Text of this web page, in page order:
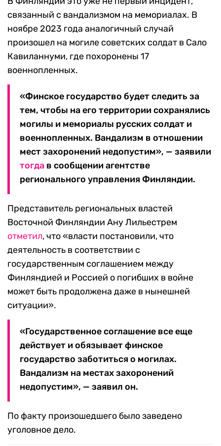
связанный с вандализмом на мемориалах. В
ноябре 2023 года аналогичный случай
произошел на могиле советских солдат в Сало
Кавиланнуми, где похоронены 17
военнопленных.
«Финское государство будет следить за
тем, чтобы на его территории сохранялись
могилы и мемориалы русских солдат и
военнопленных. Вандализм в отношении
мест захоронений недопустим», — заявили
тогда в сообщении агентстве
регионального управления Финляндии.
Представитель региональных властей
Восточной Финляндии Ану Лильестрем
отметил, что «власти постановили, что
деятельность в соответствии с
государственным соглашением между
Финляндией и Россией о погибших в войне
может быть продолжена даже в нынешней
ситуации».
«Государственное соглашение все еще
действует и обязывает финское
государство заботиться о могилах.
Вандализм на местах захоронений
недопустим», — заявил он.
По факту произошедшего было заведено
уголовное дело.